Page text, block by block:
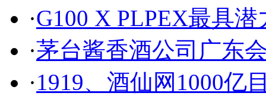
·G100 X PLPEX最具
·茅台酱香酒公司广东
·1919、酒仙网1000亿